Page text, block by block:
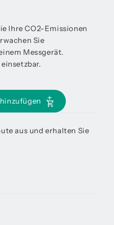
Ihre CO2-Emissionen
Sie
Messgerät.
aus und erhalten Sie